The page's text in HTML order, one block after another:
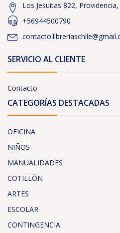
Los Jesuitas 822,
+56944500790
SERVICIO AL CLIENTE
Contacto
CATEGORÍAS DESTACADAS
OFICINA
NIÑOS
MANUALIDADES
COTILLÓN
ARTES
ESCOLAR
CONTINGENCIA